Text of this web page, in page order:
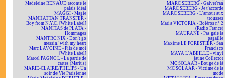
Madeleine RENAUD raconte le
palais idéal
MAGGI - Magie
MANHATTAN TRANSFER -
Boy from N.Y.C. [White Label]
MANITAS de PLATA -
Hommages
MANTRONIX - Don't go
messin' with my heart
Marc LAVOINE - Fils de moi
[White Label]
Marcel PAGNOL - La partie de
cartes (Marius)
MARIE-CLAIRE/PHILIPS - Un
soir de Vie Parisienne
MARC SEBERG - Galver'ran
MARC SEBERG - Je t'accorde
MARC SEBERG - L'amour aux
trousses
Maria VICTORIA - Boléros n° 2
(Radio France)
MAURANE - Pas gaie la
pagaille
Maxime LE FORESTIER - San
Francisco
MAYA L'ABEILLE - vinyl
jaune Collector
MC SOLAAR - Bouge de là
MC SOLAAR - Victime de la
mode